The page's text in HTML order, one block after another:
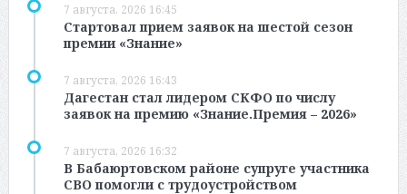
7 августа, 2026 16:45
Стартовал прием заявок на шестой сезон
премии «Знание»
7 августа, 2026 16:43
Дагестан стал лидером СКФО по числу
заявок на премию «Знание.Премия – 2026»
7 августа, 2026 16:32
В Бабаюртовском районе супруге участника
СВО помогли с трудоустройством